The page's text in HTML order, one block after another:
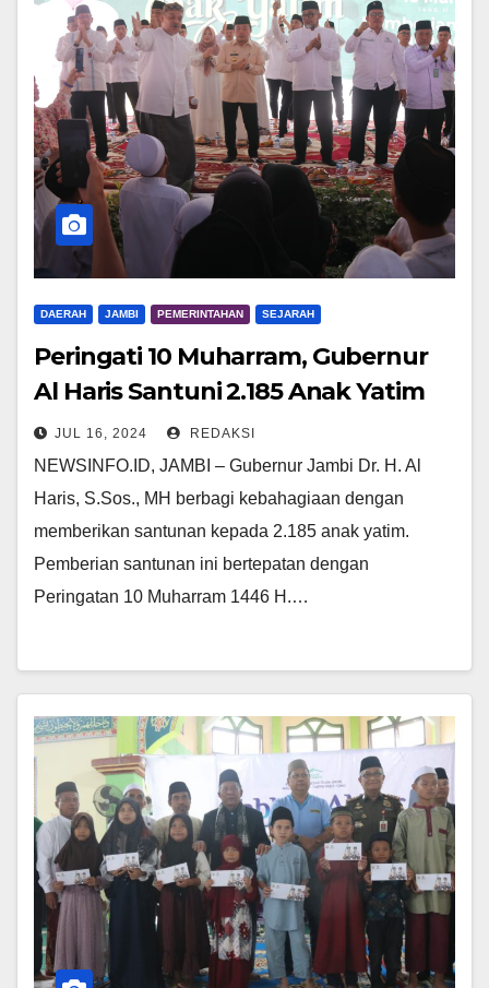
DAERAH JAMBI PEMERINTAHAN SEJARAH
Peringati 10 Muharram, Gubernur
Al Haris Santuni 2.185 Anak Yatim
JUL 16, 2024 REDAKSI
NEWSINFO.ID, JAMBI – Gubernur Jambi Dr. H. Al
Haris, S.Sos., MH berbagi kebahagiaan dengan
memberikan santunan kepada 2.185 anak yatim.
Pemberian santunan ini bertepatan dengan
Peringatan 10 Muharram 1446 H.…